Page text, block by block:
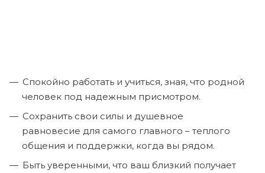
Спокойно работать и учиться, зная, что родной
человек под надежным присмотром.
Сохранить свои силы и душевное
равновесие для самого главного – теплого
общения и поддержки, когда вы рядом.
Быть уверенными, что ваш близкий получает